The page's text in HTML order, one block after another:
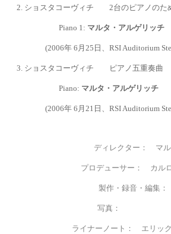
2. ショスタコーヴィチ 2台のピアノの
Piano 1: マルタ ・アルゲリッチ
(2006年 6月25日、 RSI Auditorium
3. ショスタコーヴィチ ピアノ五重奏曲
Piano: マルタ ・アルゲリッチ
(2006年 6月21日、 RSI Auditorium
ディレクター： マルタ・
プロデューサー： カルロ・ピッ
製作・録音・編集： *ヴォル
写真：
ライナーノート： エリック・レ